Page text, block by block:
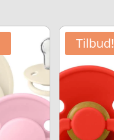
89,95 kr..
er:
67,46 kr.. Tilbud!